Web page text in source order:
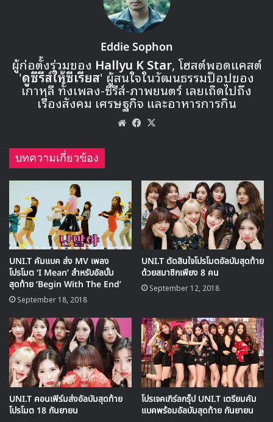
🎙GYUBIN ปลื้มเมืองไทยขนาดไหน? ถึงกลับมาถ่าย
MV เพลงใหม่ LIKE U 100 ที่กรุงเทพ
▶ คลิกดูสัมภาษณ์พิเศษ
นอกจากนี้ UNI.T ยังได้ประกาศว่าพวกเธอจะเปิดเผยเพลง
โปรโมตใหม่นี้ในงาน Dream Concert ที่ โซลเวิร์ลดคัพสเต
เดียม ซึ่งจะเป็นโชว์แรกสำหรับเดบิวต์สเตจของวง
Eddie Sophon
ผู้ก่อตั้งร่วมของ Hallyu K Star, โฮสต์พอดแคสต์
'ดูซีรีส์ให้ซีเรียส' ผู้สนใจในวัฒนธรรมป๊อปของ
เกาหลี ทั้งเพลง-ซีรีส์-ภาพยนตร์ เลยเถิดไปถึง
เรื่องสังคม เศรษฐกิจ และอาหารการกิน
WebsiteFacebook
บทความเกี่ยวข้อง
UNI.T คัมแบค ส่ง MV เพลง
โปรโมต ‘I Mean’ สำหรับอัลบั้ม
สุดท้าย ‘Begin With The End’
September 18, 2018
UNI.T ตัดสินใจโปรโมตอัลบัมสุดท้าย
ด้วยสมาชิกเพียง 8 คน
September 12, 2018
UNI.T คอนเฟิร์มส่งอัลบัมสุดท้าย
โปรโมต 18 กันยายน
โปรเจคเกิร์ลกรุ็ป UNI.T เตรียมคัม
แบคพร้อมอัลบัมสุดท้าย กันยายน